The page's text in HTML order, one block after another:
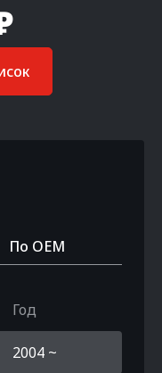
По OEM
Год
2004 ~